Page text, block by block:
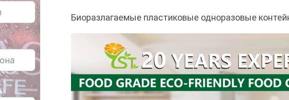
Биоразлагаемые пластиковые одноразовые